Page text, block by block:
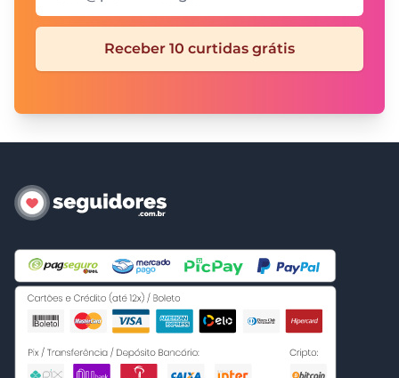
Receber 10 curtidas grátis